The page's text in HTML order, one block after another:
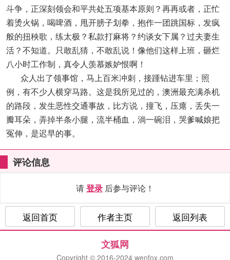
斗争，正深刻领会和平共处五项基本原则？再再或者，正忙
着烫火锅，喝啤酒，甩开膀子划拳，抱作一团跳国标，发疯
般的扭秧歌，练太极？私款打麻将？约谈女下属？过夫妻生
活？不知道。只敢乱猜，不敢乱说！像他们这样上班，砸烂
八小时工作制，真令人羡慕嫉妒恨啊！
众人出了领事馆，马上百米冲刺，接踵钻进车里；照
例，有不少人横穿马路。这是我所见过的，澳洲最充满杀机
的路段，发生恶性交通事故，比方说，撞飞，压瘪，丢失一
瓣耳朵，弄掉半条小腿，流半桶血，淌一碗泪，哭爹喊娘把
冤伸，是迟早的事。
评论信息
请登录 后参与评论！
返回首页 作者主页 返回列表
文狐网
Copyright © 2016-2024 wenfox.com